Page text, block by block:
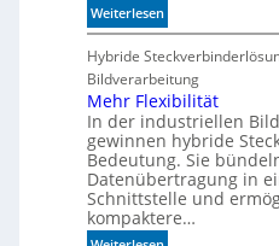
s
c
h
i
n
e
n
b
e
d
e
Weiterlesen:
D
e
u
t
s
c
h
l
a
n
Hybride
Bildverarbeitung
Mehr Flexibilität
In der industriellen
gewinnen hybride
Bedeutung. Sie
Datenübertragung in
Schnittstelle und
kompaktere…